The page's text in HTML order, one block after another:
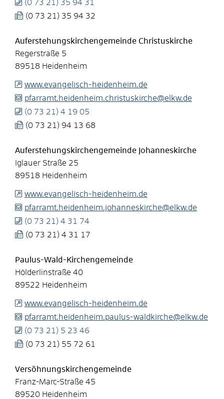
(0 73 21) 35 94 31
(0 73 21) 35 94 32
Auferstehungskirchengemeinde Christuskirche
Regerstraße 5
89518 Heidenheim
www.evangelisch-heidenheim.de
pfarramt.heidenheim.christuskirche@elkw.de
(0 73 21) 4 19 05
(0 73 21) 94 13 68
Auferstehungskirchengemeinde Johanneskirche
Iglauer Straße 25
89518 Heidenheim
www.evangelisch-heidenheim.de
pfarramt.heidenheim.johanneskirche@elkw.de
(0 73 21) 4 31 74
(0 73 21) 4 31 17
Paulus-Wald-Kirchengemeinde
Hölderlinstraße 40
89522 Heidenheim
www.evangelisch-heidenheim.de
pfarramt.heidenheim.paulus-waldkirche@elkw.de
(0 73 21) 5 23 46
(0 73 21) 55 72 61
Versöhnungskirchengemeinde
Franz-Marc-Straße 45
89520 Heidenheim